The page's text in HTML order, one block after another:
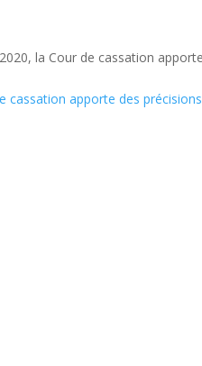
la Cour de cassation
cassation apporte des